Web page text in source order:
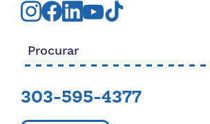
Procurar:
303-595-4377